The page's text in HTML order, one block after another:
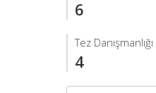
6
Tez Danışmanlığı
4